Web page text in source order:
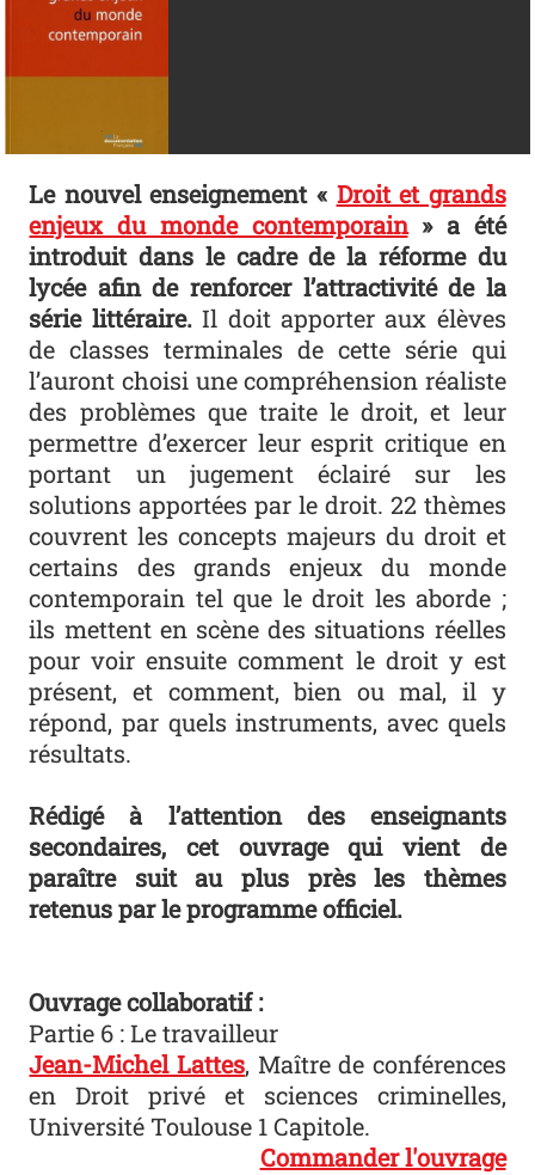
Le nouvel enseignement « Droit et grands
enjeux du monde contemporain» a été
introduit dans le cadre de la réforme du
lycée afin de renforcer l’attractivité de la
série littéraire.Il doit apporter aux élèves
de classes terminales de cette série qui
l’auront choisi une compréhension réaliste
des problèmes que traite le droit, et leur
permettre d’exercer leur esprit critique en
portant un jugement éclairé sur les
solutions apportées par le droit. 22 thèmes
couvrent les concepts majeurs du droit et
certains des grands enjeux du monde
contemporain tel que le droit les aborde ;
ils mettent en scène des situations réelles
pour voir ensuite comment le droit y est
présent, et comment, bien ou mal, il y
répond, par quels instruments, avec quels
résultats.
Rédigé à l’attention des enseignants
secondaires, cet ouvrage qui vient de
paraître suit au plus près les thèmes
retenus par le programme officiel.
Ouvrage collaboratif :
Partie 6 : Le travailleur
Jean-Michel Lattes, Maître de conférences
en Droit privé et sciences criminelles,
Université Toulouse 1 Capitole.
Commander l'ouvrage